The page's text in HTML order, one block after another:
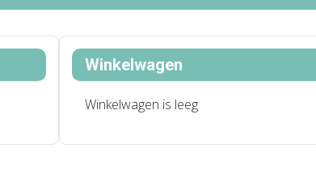
Winkelwagen
Winkelwagen is leeg